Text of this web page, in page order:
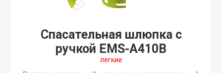
Спасательная шлюпка с
ручкой EMS-A410B
легкие